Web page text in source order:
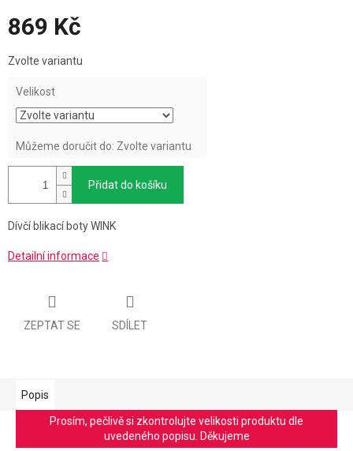
869 Kč
cena:
Zvolte variantu
Velikost
Můžeme doručit do: Zvolte variantu
Přidat do košíku
Dívčí blikací boty WINK
Detailní informace
ZEPTAT SE SDÍLET
Popis
Prosím, pečlivě si zkontrolujte velikosti produktu dle
uvedeného popisu. Děkujeme